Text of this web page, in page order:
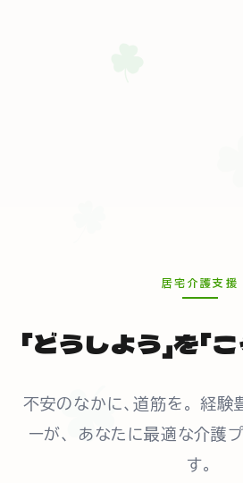
居宅介護支援
「どうしよう」を「
不安のなかに、道筋を。 経験
ーが、 あなたに最適な介護
す。